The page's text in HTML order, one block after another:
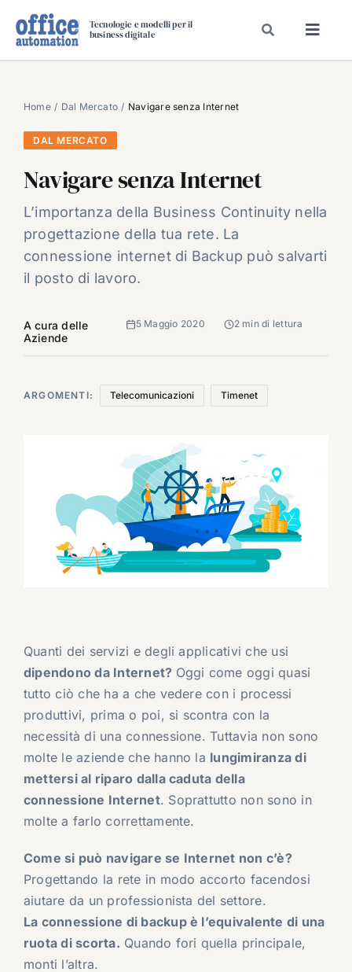
Tecnologie e modelli per il
business digitale
SPECIAL PAPER
TAVOLE ROTONDE DI REDAZIONE
CARRIERE
VIDEO
CHI SIAMO
Home Dal Mercato Navigare senza Internet
DAL MERCATO
Navigare senza Internet
L’importanza della Business Continuity nella
progettazione della tua rete. La
connessione internet di Backup può salvarti
il posto di lavoro.
A cura delle
Aziende
5 Maggio 2020 2 min di lettura
ARGOMENTI: Telecomunicazioni Timenet
Quanti dei servizi e degli applicativi che usi
dipendono da Internet? Oggi come oggi quasi
tutto ciò che ha a che vedere con i processi
produttivi, prima o poi, si scontra con la
necessità di una connessione. Tuttavia non sono
molte le aziende che hanno la lungimiranza di
mettersi al riparo dalla caduta della
connessione Internet. Soprattutto non sono in
molte a farlo correttamente.
Come si può navigare se Internet non c’è?
Progettando la rete in modo accorto facendosi
aiutare da un professionista del settore.
La connessione di backup è l’equivalente di una
ruota di scorta. Quando fori quella principale,
monti l’altra.